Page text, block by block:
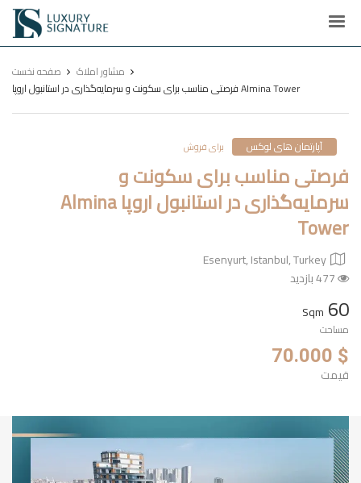
Luxury
Signature
صفحه نخست
مشاور املاک
فرصتی مناسب برای سکونت و سرمایه‌گذاری در استانبول اروپا Almina Tower
آپارتمان های لوکس برای فروش
فرصتی مناسب برای سکونت و
سرمایه‌گذاری در استانبول اروپا Almina
Tower
Esenyurt, Istanbul, Turkey
60
Sqm
مساحت
$ 70.000
قیمت